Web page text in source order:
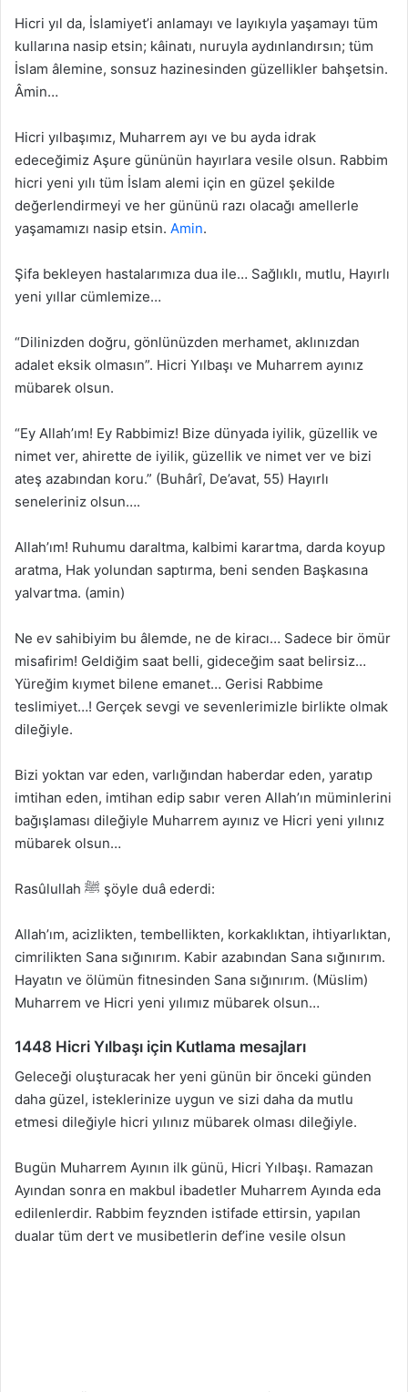
Hicri yıl da, İslamiyet’i anlamayı ve layıkıyla yaşamayı tüm
kullarına nasip etsin; kâinatı, nuruyIa aydınlandırsın; tüm
İslam âlemine, sonsuz hazinesinden güzellikler bahşetsin.
Âmin…
Hicri yılbaşımız, Muharrem ayı ve bu ayda idrak
edeceğimiz Aşure gününün hayırlara vesile olsun. Rabbim
hicri yeni yılı tüm İslam alemi için en güzel şekilde
değerlendirmeyi ve her gününü razı olacağı amellerle
yaşamamızı nasip etsin. Amin.
Şifa bekleyen hastalarımıza dua ile… Sağlıklı, mutlu, Hayırlı
yeni yıllar cümlemize…
“Dilinizden doğru, gönlünüzden merhamet, aklınızdan
adalet eksik olmasın”. Hicri Yılbaşı ve Muharrem ayınız
mübarek olsun.
“Ey Allah’ım! Ey Rabbimiz! Bize dünyada iyilik, güzellik ve
nimet ver, ahirette de iyilik, güzellik ve nimet ver ve bizi
ateş azabından koru.” (Buhârî, De’avat, 55) Hayırlı
seneleriniz olsun….
Allah’ım! Ruhumu daraltma, kalbimi karartma, darda koyup
aratma, Hak yolundan saptırma, beni senden Başkasına
yalvartma. (amin)
Ne ev sahibiyim bu âlemde, ne de kiracı… Sadece bir ömür
misafirim! Geldiğim saat belli, gideceğim saat belirsiz…
Yüreğim kıymet bilene emanet… Gerisi Rabbime
teslimiyet…! Gerçek sevgi ve sevenlerimizle birlikte olmak
dileğiyle.
Bizi yoktan var eden, varlığından haberdar eden, yaratıp
imtihan eden, imtihan edip sabır veren Allah’ın müminlerini
bağışlaması dileğiyle Muharrem ayınız ve Hicri yeni yılınız
mübarek olsun…
Rasûlullah ﷺ şöyle duâ ederdi:
Allah’ım, acizlikten, tembellikten, korkaklıktan, ihtiyarlıktan,
cimrilikten Sana sığınırım. Kabir azabından Sana sığınırım.
Hayatın ve ölümün fitnesinden Sana sığınırım. (Müslim)
Muharrem ve Hicri yeni yılımız mübarek olsun…
1448 Hicri Yılbaşı için Kutlama mesajları
Geleceği oluşturacak her yeni günün bir önceki günden
daha güzel, isteklerinize uygun ve sizi daha da mutlu
etmesi dileğiyle hicri yılınız mübarek olması dileğiyle.
Bugün Muharrem Ayının ilk günü, Hicri Yılbaşı. Ramazan
Ayından sonra en makbul ibadetler Muharrem Ayında eda
edilenlerdir. Rabbim feyznden istifade ettirsin, yapılan
dualar tüm dert ve musibetlerin def’ine vesile olsun